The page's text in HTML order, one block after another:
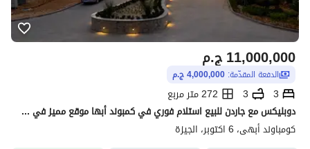
ج.م11,000,000
الدفعة المقدّمة: 4,000,000 ج.م
3
3
272 متر مربع
دوبليكس مع جاردن للبيع استلام فوري في كمبوند أبها موقع مميز في اكتوبر بالتقسيط ويوجد خصم للكاش
كومباوند أبهى، 6 اكتوبر، الجيزة